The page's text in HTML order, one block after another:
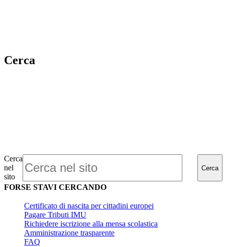
Cerca
Cerca
nel
sito
Cerca
FORSE STAVI CERCANDO
Certificato di nascita per cittadini europei
Pagare Tributi IMU
Richiedere iscrizione alla mensa scolastica
Amministrazione trasparente
FAQ